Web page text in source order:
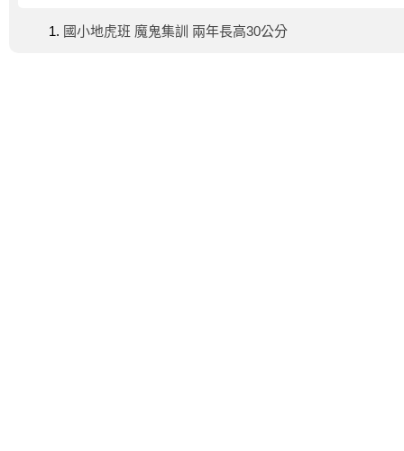
國小地虎班 魔鬼集訓 兩年長高30公分